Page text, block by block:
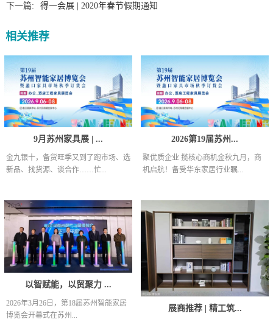
下一篇:
得一会展 | 2020年春节假期通知
相关推荐
9月苏州家具展 | ...
金九银十，备货旺季又到了跑市场、选
新品、找货源、谈合作……忙...
2026第19届苏州...
聚优质企业 揽核心商机金秋九月，商
机启航！备受华东家居行业瞩...
以智赋能，以贸聚力 ...
2026年3月26日，第18届苏州智能家居
博览会开幕式在苏州...
展商推荐 | 精工筑...